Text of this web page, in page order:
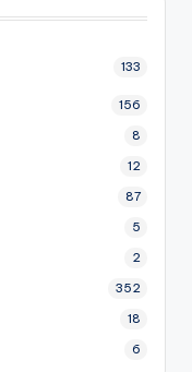
133
156
8
12
87
5
2
352
18
6